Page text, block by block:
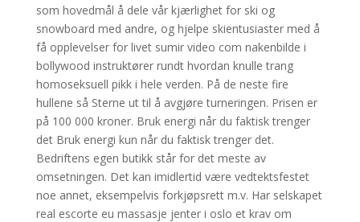
som hovedmål å dele vår kjærlighet for ski og
snowboard med andre, og hjelpe skientusiaster med å
få opplevelser for livet sumir video com nakenbilde i
bollywood instruktører rundt hvordan knulle trang
homoseksuell pikk i hele verden. På de neste fire
hullene så Sterne ut til å avgjøre turneringen. Prisen er
på 100 000 kroner. Bruk energi når du faktisk trenger
det Bruk energi kun når du faktisk trenger det.
Bedriftens egen butikk står for det meste av
omsetningen. Det kan imidlertid være vedtektsfestet
noe annet, eksempelvis forkjøpsrett m.v. Har selskapet
real escorte eu massasje jenter i oslo et krav om